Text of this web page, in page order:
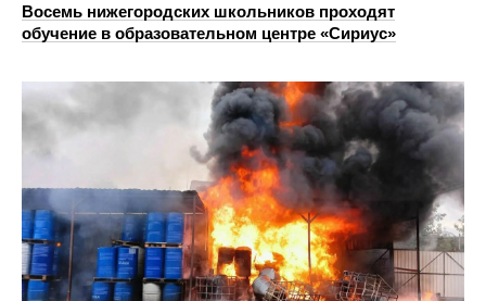
Восемь нижегородских школьников проходят
обучение в образовательном центре «Сириус»